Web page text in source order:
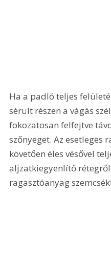
Ha a padló teljes
sérült részen a vágás
fokozatosan felfejtve
szőnyeget. Az esetleges
követően éles vésővel
aljzatkiegyenlítő
ragasztóanyag